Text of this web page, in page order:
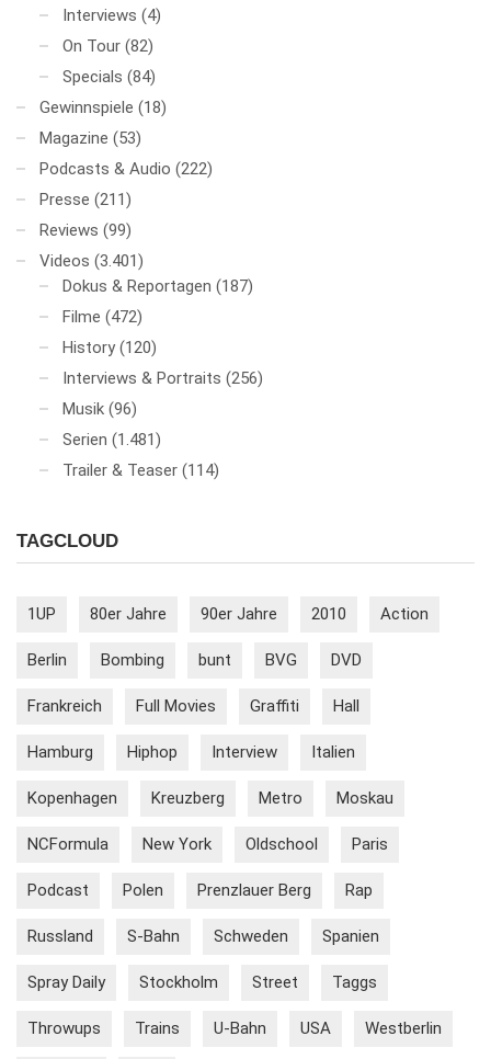
Interviews (4)
On Tour (82)
Specials (84)
Gewinnspiele (18)
Magazine (53)
Podcasts & Audio (222)
Presse (211)
Reviews (99)
Videos (3.401)
Dokus & Reportagen (187)
Filme (472)
History (120)
Interviews & Portraits (256)
Musik (96)
Serien (1.481)
Trailer & Teaser (114)
TAGCLOUD
1UP 80er Jahre 90er Jahre 2010 Action
Berlin Bombing bunt BVG DVD
Frankreich Full Movies Graffiti Hall
Hamburg Hiphop Interview Italien
Kopenhagen Kreuzberg Metro Moskau
NCFormula New York Oldschool Paris
Podcast Polen Prenzlauer Berg Rap
Russland S-Bahn Schweden Spanien
Spray Daily Stockholm Street Taggs
Throwups Trains U-Bahn USA Westberlin